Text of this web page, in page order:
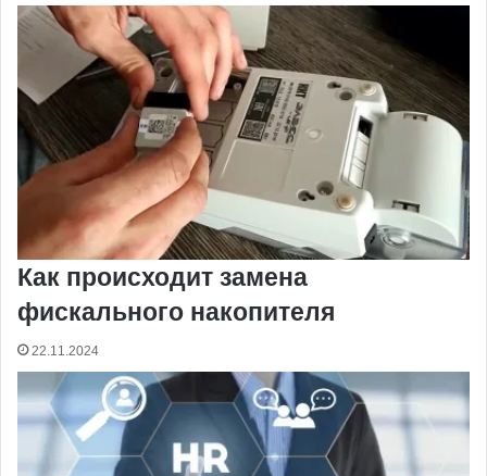
Как происходит замена
фискального накопителя
22.11.2024